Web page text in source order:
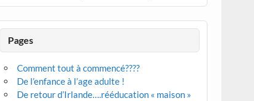
Pages
Comment tout à commencé????
De l’enfance à l’age adulte !
De retour d’Irlande….rééducation « maison »